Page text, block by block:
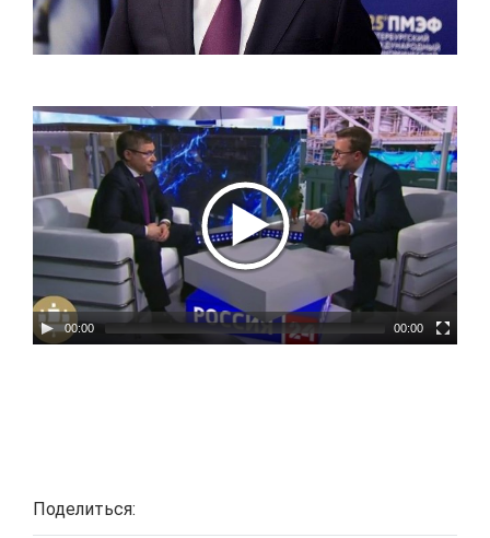
00:00 00:00
Поделиться: